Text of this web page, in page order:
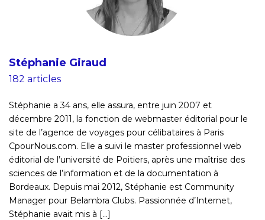
Stéphanie Giraud
182 articles
Stéphanie a 34 ans, elle assura, entre juin 2007 et
décembre 2011, la fonction de webmaster éditorial pour le
site de l’agence de voyages pour célibataires à Paris
CpourNous.com. Elle a suivi le master professionnel web
éditorial de l’université de Poitiers, après une maîtrise des
sciences de l’information et de la documentation à
Bordeaux. Depuis mai 2012, Stéphanie est Community
Manager pour Belambra Clubs. Passionnée d’Internet,
Stéphanie avait mis à [...]